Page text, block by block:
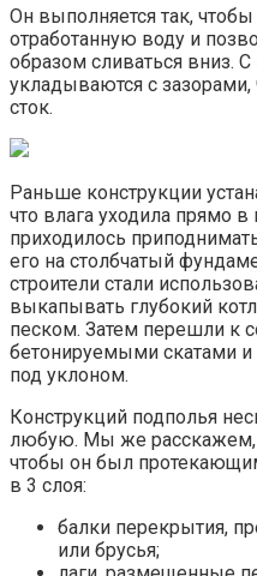
Он выполняется так,
отработанную воду и
образом сливаться вниз.
укладываются с
сток.
Раньше конструкции
что влага уходила прямо в
приходилось
его на столбчатый
строители стали
выкапывать глубокий
песком. Затем перешли к
бетонируемыми скатами
под уклоном.
Конструкций подполья
любую. Мы же расскажем,
чтобы он был
в 3 слоя:
балки перекрытия,
или брусья;